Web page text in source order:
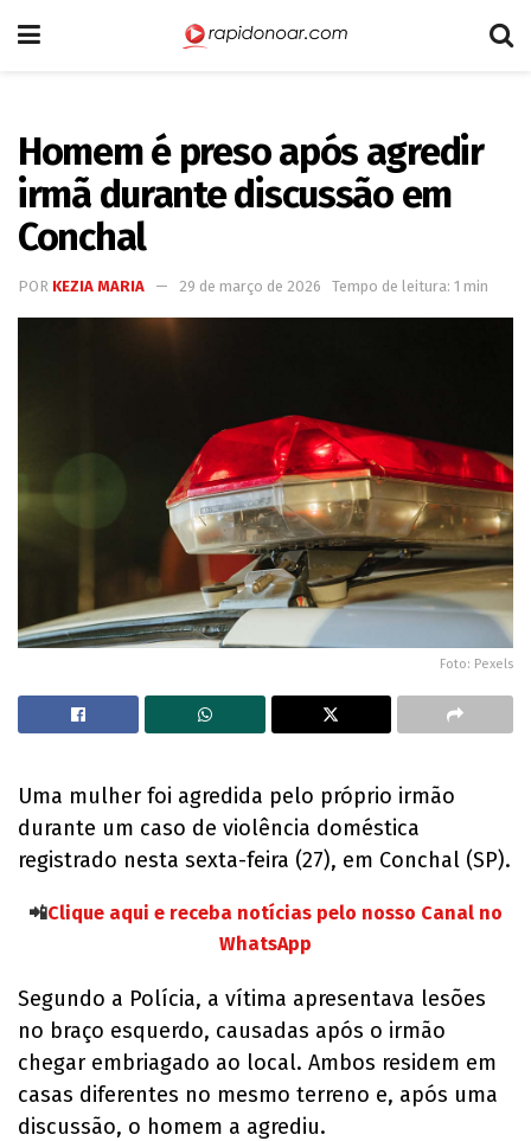
Homem é preso após agredir
irmã durante discussão em
Conchal
POR KEZIA MARIA 29 de março de 2026 Tempo de leitura: 1 min
Foto: Pexels
Uma mulher foi agredida pelo próprio irmão
durante um caso de violência doméstica
registrado nesta sexta-feira (27), em Conchal (SP).
📲Clique aqui e receba notícias pelo nosso Canal no
WhatsApp
Segundo a Polícia, a vítima apresentava lesões
no braço esquerdo, causadas após o irmão
chegar embriagado ao local. Ambos residem em
casas diferentes no mesmo terreno e, após uma
discussão, o homem a agrediu.